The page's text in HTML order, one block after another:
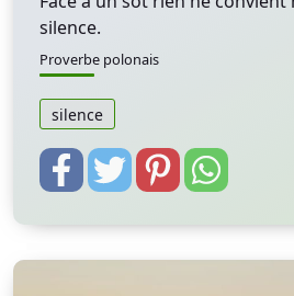
silence.
Proverbe polonais
silence